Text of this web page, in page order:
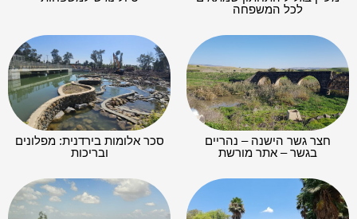
לכל המשפחה
חצר גשר הישנה – נהריים
בגשר – אתר מורשת
סכר אלומות בירדנית: מפלונים
ובריכות